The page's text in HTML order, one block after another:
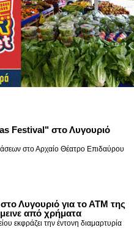
Festival" στο Λυγουριό
στο Αρχαίο Θέατρο Επιδαύρου
Λυγουριό για το ΑΤΜ της
από χρήματα
εκφράζει την έντονη διαμαρτυρία